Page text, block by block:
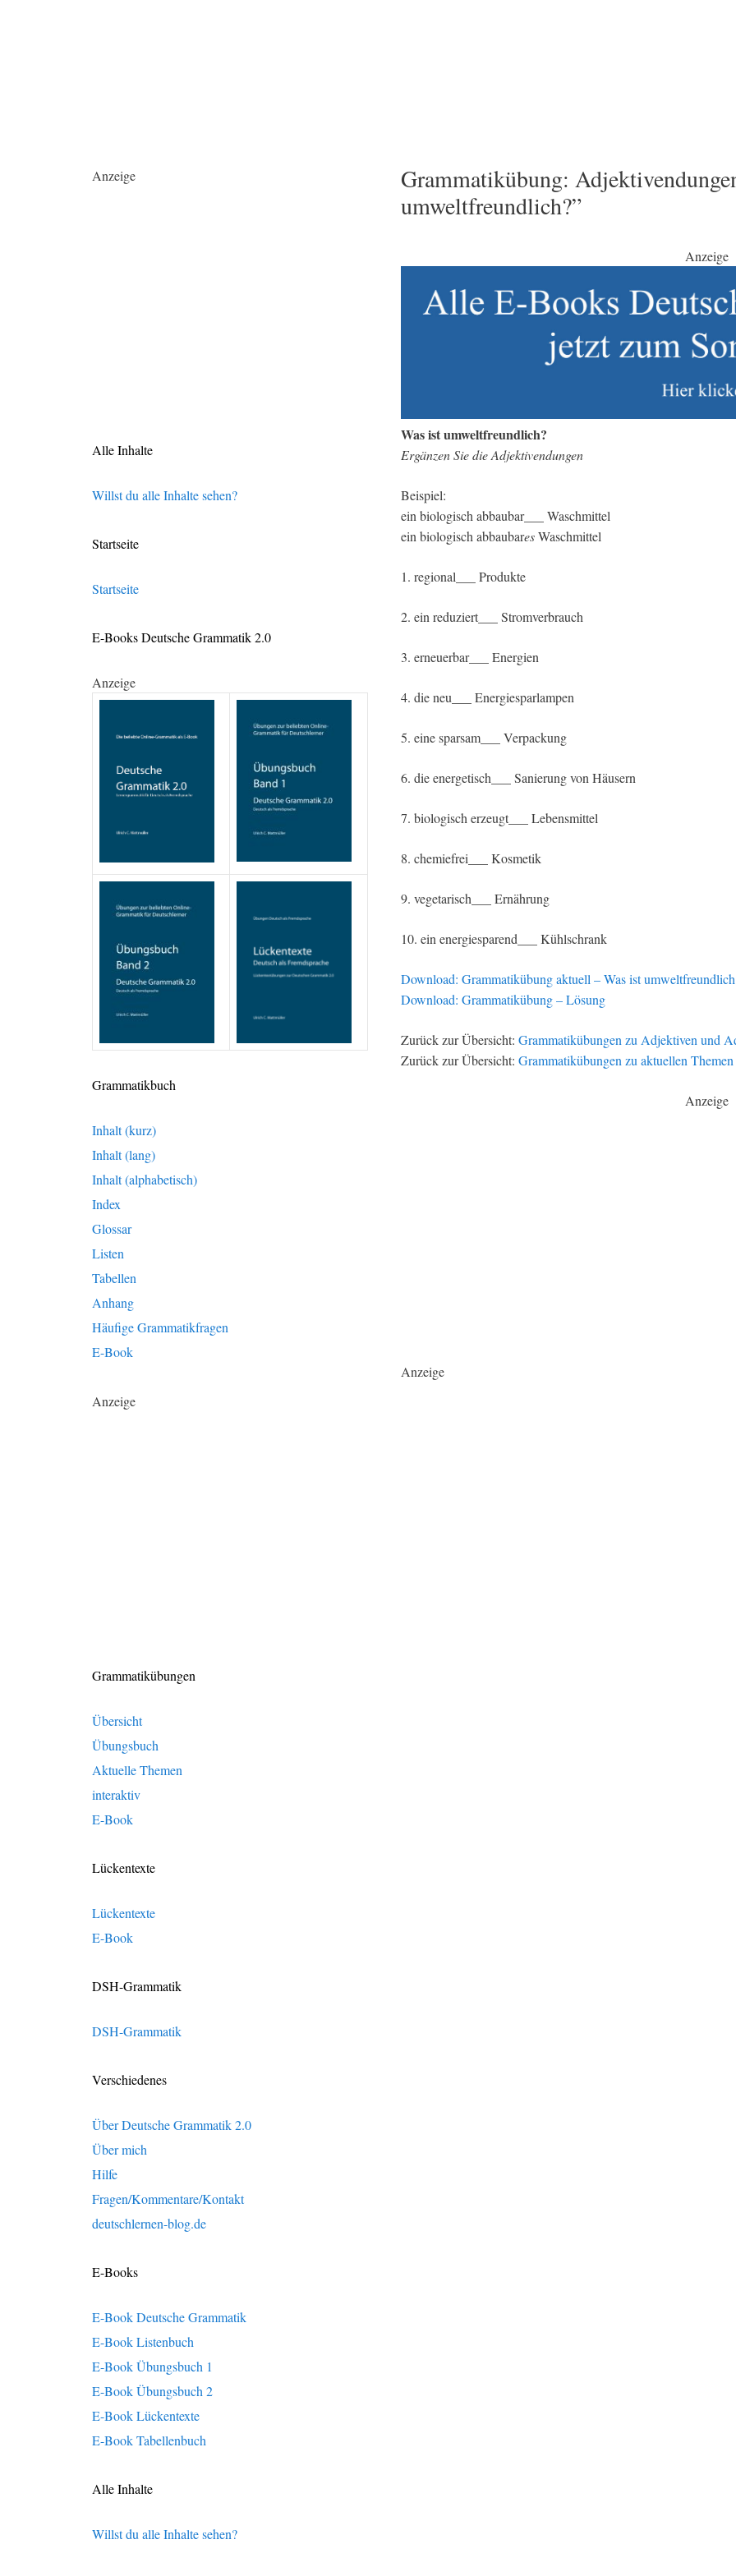
Grammatikübung:
umweltfreundlich?”
Anzeige
Was ist umweltfreundlich?
Ergänzen Sie die Adjektivendungen
Beispiel:
ein biologisch abbaubar___ Waschmittel
ein biologisch abbaubaresWaschmittel
1. regional___ Produkte
2. ein reduziert___ Stromverbrauch
3. erneuerbar___ Energien
4. die neu___ Energiesparlampen
5. eine sparsam___ Verpackung
6. die energetisch___ Sanierung von Häusern
7. biologisch erzeugt___ Lebensmittel
8. chemiefrei___ Kosmetik
9. vegetarisch___ Ernährung
10. ein energiesparend___ Kühlschrank
Download: Grammatikübung aktuell – Was ist umweltfreundlich
Download: Grammatikübung – Lösung
Zurück zur Übersicht: Grammatikübungen zu Adjektiven und
Zurück zur Übersicht: Grammatikübungen zu aktuellen Themen
Anzeige
Anzeige
Anzeige
Alle Inhalte
Willst du alle Inhalte sehen?
Startseite
Startseite
E-Books Deutsche Grammatik 2.0
Anzeige
Grammatikbuch
Inhalt (kurz)
Inhalt (lang)
Inhalt (alphabetisch)
Index
Glossar
Listen
Tabellen
Anhang
Häufige Grammatikfragen
E-Book
Anzeige
Grammatikübungen
Übersicht
Übungsbuch
Aktuelle Themen
interaktiv
E-Book
Lückentexte
Lückentexte
E-Book
DSH-Grammatik
DSH-Grammatik
Verschiedenes
Über Deutsche Grammatik 2.0
Über mich
Hilfe
Fragen/Kommentare/Kontakt
deutschlernen-blog.de
E-Books
E-Book Deutsche Grammatik
E-Book Listenbuch
E-Book Übungsbuch 1
E-Book Übungsbuch 2
E-Book Lückentexte
E-Book Tabellenbuch
Alle Inhalte
Willst du alle Inhalte sehen?